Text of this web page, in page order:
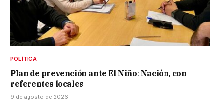
POLÍTICA
Plan de prevención ante El Niño: Nación, con
referentes locales
9 de agosto de 2026